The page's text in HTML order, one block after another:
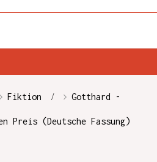
Fiktion Gotthard -
Preis (Deutsche Fassung)